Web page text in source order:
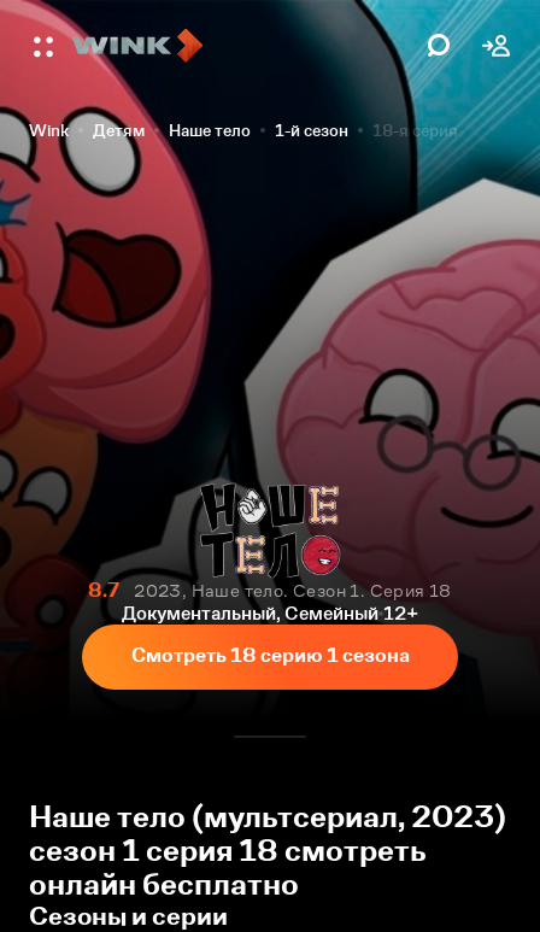
Wink Детям Наше тело 1-й сезон 18-я серия
8.7
2023, Наше тело. Сезон 1. Серия 18
Документальный, Семейный 12+
Смотреть 18 серию 1 сезона
Наше тело (мультсериал, 2023)
сезон 1 серия 18 смотреть
онлайн бесплатно
Сезоны и серии